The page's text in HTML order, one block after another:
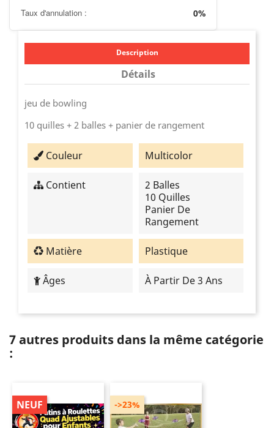
Taux d'annulation : 0%
Description
Détails
jeu de bowling
10 quilles + 2 balles + panier de rangement
Couleur Multicolor
Contient
2 Balles
10 Quilles
Panier De
Rangement
Matière Plastique
Âges À Partir De 3 Ans
7 autres produits dans la même catégorie
:
NEUF ->23%